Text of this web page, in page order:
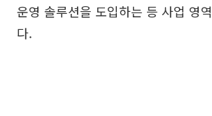
운영 솔루션을 도입하는 등 사업 영
다.